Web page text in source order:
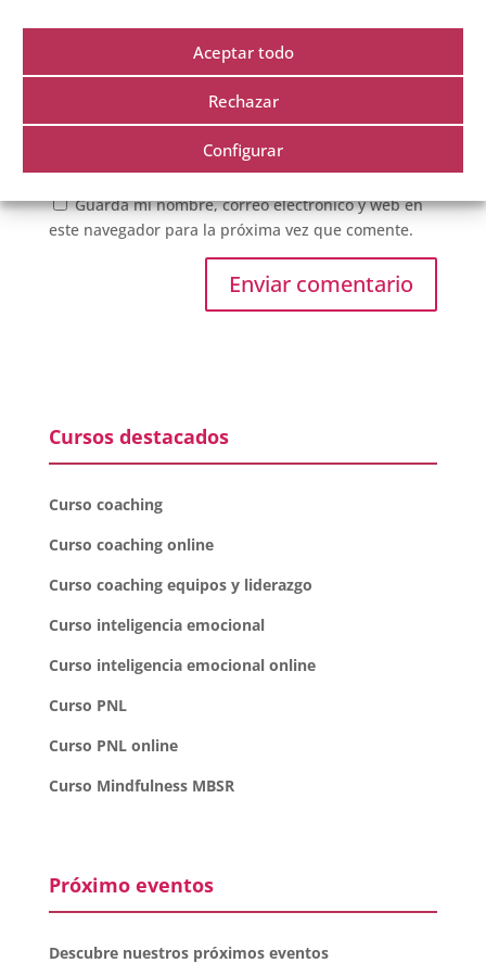
Aceptar todo
Rechazar
Configurar
Guarda mi nombre, correo electrónico y web en
este navegador para la próxima vez que comente.
Cursos destacados
Curso coaching
Curso coaching online
Curso coaching equipos y liderazgo
Curso inteligencia emocional
Curso inteligencia emocional online
Curso PNL
Curso PNL online
Curso Mindfulness MBSR
Próximo eventos
Descubre nuestros próximos eventos